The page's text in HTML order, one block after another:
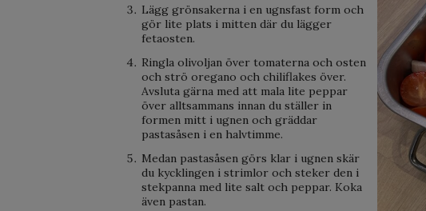
Lägg grönsakerna i en ugnsfast form och
gör lite plats i mitten där du lägger
fetaosten.
Ringla olivoljan över tomaterna och osten
och strö oregano och chiliflakes över.
Avsluta gärna med att mala lite peppar
över alltsammans innan du ställer in
formen mitt i ugnen och gräddar
pastasåsen i en halvtimme.
Medan pastasåsen görs klar i ugnen skär
du kycklingen i strimlor och steker den i
stekpanna med lite salt och peppar. Koka
även pastan.